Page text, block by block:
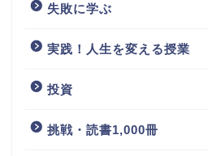
失敗に学ぶ
実践！人生を変える授業
投資
挑戦・読書1,000冊